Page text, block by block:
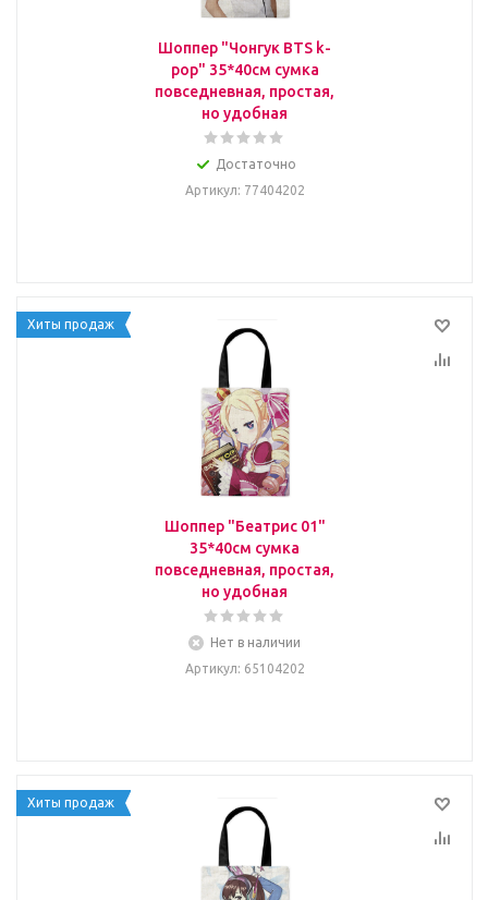
Шоппер "Чонгук BTS k-
pop" 35*40см сумка
повседневная, простая,
но удобная
Достаточно
Артикул: 77404202
Хиты продаж
Шоппер "Беатрис 01"
35*40см сумка
повседневная, простая,
но удобная
Нет в наличии
Артикул: 65104202
Хиты продаж